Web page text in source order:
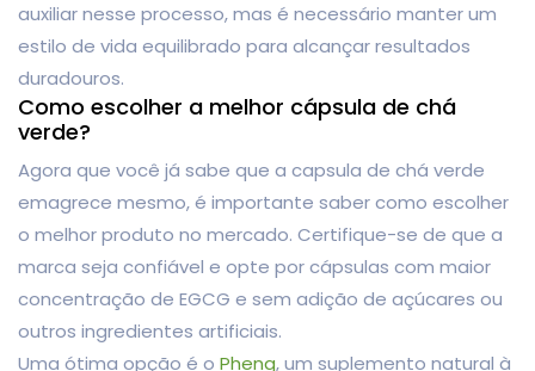
auxiliar nesse processo, mas é necessário manter um
estilo de vida equilibrado para alcançar resultados
duradouros.
Como escolher a melhor cápsula de chá
verde?
Agora que você já sabe que a capsula de chá verde
emagrece mesmo, é importante saber como escolher
o melhor produto no mercado. Certifique-se de que a
marca seja confiável e opte por cápsulas com maior
concentração de EGCG e sem adição de açúcares ou
outros ingredientes artificiais.
Uma ótima opção é o Phenq, um suplemento natural à